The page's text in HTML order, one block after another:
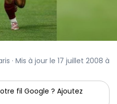
· Mis à jour le 17 juillet 2008 à
fil Google ? Ajoutez